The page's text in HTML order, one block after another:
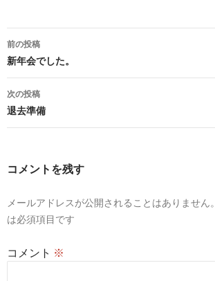
投
稿
ナ
ビ
ゲ
ョ
前の投稿
新年会でした。
次の投稿
退去準備
コメントを残す
メールアドレスが公開されることはありません。
は必須項目です
コメント ※